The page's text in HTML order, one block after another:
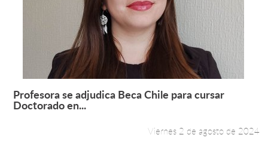
Leer más +
Profesora se adjudica Beca Chile para cursar
Doctorado en...
Viernes 2 de agosto de 2024